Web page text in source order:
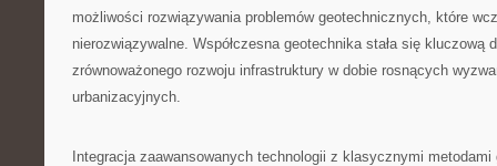
możliwości rozwiązywania problemów geotechnicznych, które
nierozwiązywalne. Współczesna geotechnika stała się kluczową
zrównoważonego rozwoju infrastruktury w dobie rosnących
urbanizacyjnych.
Integracja zaawansowanych technologii z klasycznymi